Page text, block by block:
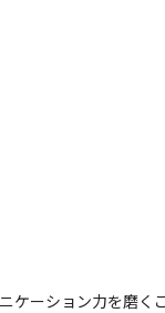
ーション力を磨く